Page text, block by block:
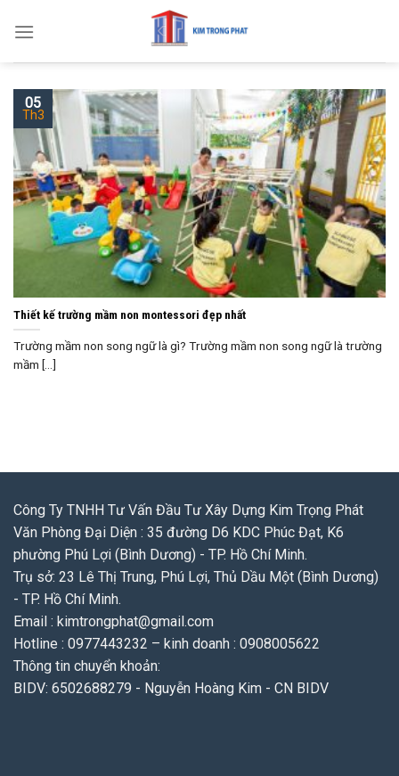
Thiết kế trường mầm non montessori đẹp nhất
Trường mầm non song ngữ là gì? Trường mầm non song ngữ là trường
mầm [...]
05
Th3
Công Ty TNHH Tư Vấn Đầu Tư Xây Dựng Kim Trọng Phát
Văn Phòng Đại Diện : 35 đường D6 KDC Phúc Đạt, K6
phường Phú Lợi (Bình Dương) - TP. Hồ Chí Minh.
Trụ sở: 23 Lê Thị Trung, Phú Lợi, Thủ Dầu Một (Bình Dương)
- TP. Hồ Chí Minh.
Email : kimtrongphat@gmail.com
Hotline : 0977443232 – kinh doanh : 0908005622
Thông tin chuyển khoản:
BIDV: 6502688279 - Nguyễn Hoàng Kim - CN BIDV